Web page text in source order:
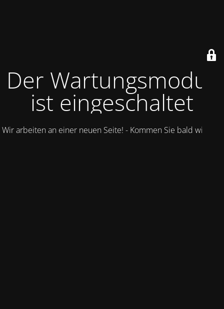
Der Wartungsmodus
ist eingeschaltet
Wir arbeiten an einer neuen Seite! - Kommen Sie bald wieder.